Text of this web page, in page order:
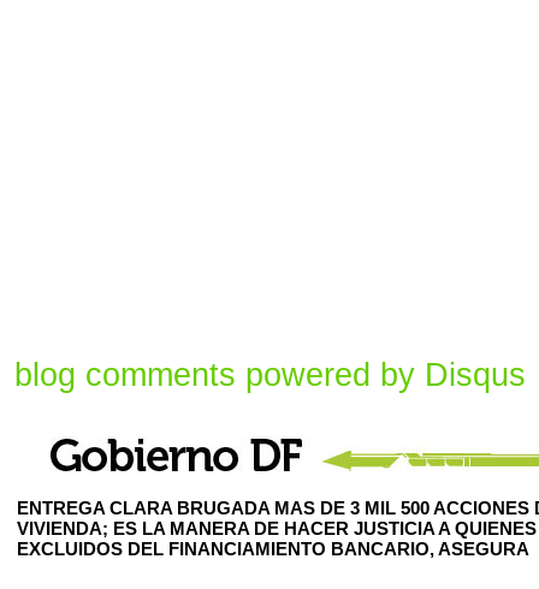
blog comments powered by Disqus
ENTREGA CLARA BRUGADA MAS DE 3 MIL 500 ACCIONES
VIVIENDA; ES LA MANERA DE HACER JUSTICIA A
EXCLUIDOS DEL FINANCIAMIENTO BANCARIO, ASEGURA